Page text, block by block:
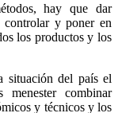
hay que dar
y poner en
los productos y los
situación del país el
menester combinar
y técnicos y los